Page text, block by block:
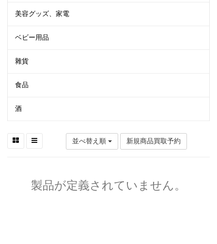
美容グッズ、家電
ベビー用品
雜貨
食品
酒
並べ替え順 新規商品買取予約
製品が定義されていません。